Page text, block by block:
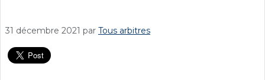
31 décembre 2021 par Tous arbitres